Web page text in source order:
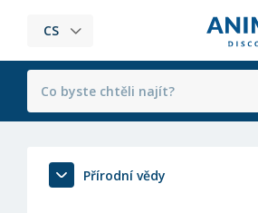
CS
Přírodní vědy